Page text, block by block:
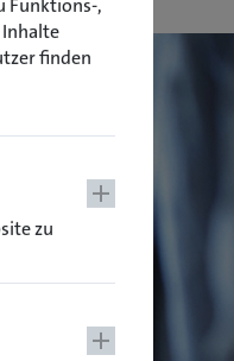
Funktions-,
finden
zu